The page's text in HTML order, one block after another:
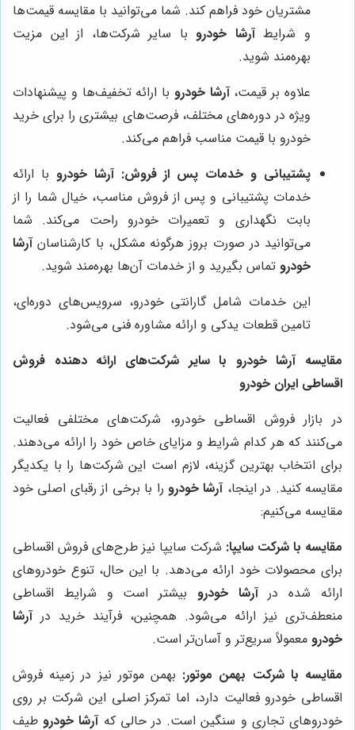
مشتریان خود فراهم کند. شما می‌توانید با مقایسه قیمت‌ها
و شرایطآرشا خودروبا سایر شرکت‌ها، از این مزیت
بهره‌مند شوید.
علاوه بر قیمت،آرشا خودرو با ارائه تخفیف‌ها و پیشنهادات
ویژه در دوره‌های مختلف، فرصت‌های بیشتری را برای خرید
خودرو با قیمت مناسب فراهم می‌کند.
پشتیبانی و خدمات پس از فروش: آرشا خودرو با ارائه
خدمات پشتیبانی و پس از فروش مناسب، خیال شما را از
بابت نگهداری و تعمیرات خودرو راحت می‌کند. شما
می‌توانید در صورت بروز هرگونه مشکل، با کارشناسانآرشا
خودرو تماس بگیرید و از خدمات آن‌ها بهره‌مند شوید.
این خدمات شامل گارانتی خودرو، سرویس‌های دوره‌ای،
تامین قطعات یدکی و ارائه مشاوره فنی می‌شود.
مقایسه آرشا خودرو با سایر شرکت‌های ارائه دهنده فروش
اقساطی ایران خودرو
در بازار فروش اقساطی خودرو، شرکت‌های مختلفی فعالیت
می‌کنند که هر کدام شرایط و مزایای خاص خود را ارائه می‌دهند.
برای انتخاب بهترین گزینه، لازم است این شرکت‌ها را با یکدیگر
مقایسه کنید. در اینجا،آرشا خودرو را با برخی از رقبای اصلی خود
مقایسه می‌کنیم:
مقایسه با شرکت سایپا: شرکت سایپا نیز طرح‌های فروش اقساطی
برای محصولات خود ارائه می‌دهد. با این حال، تنوع خودروهای
ارائه شده درآرشا خودرو بیشتر است و شرایط اقساطی
منعطف‌تری نیز ارائه می‌شود. همچنین، فرآیند خرید درآرشا
خودرو معمولاً سریع‌تر و آسان‌تر است.
مقایسه با شرکت بهمن موتور: بهمن موتور نیز در زمینه فروش
اقساطی خودرو فعالیت دارد، اما تمرکز اصلی این شرکت بر روی
خودروهای تجاری و سنگین است. در حالی کهآرشا خودروطیف